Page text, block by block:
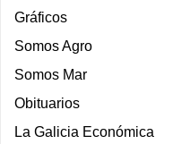
Gráficos
Somos Agro
Somos Mar
Obituarios
La Galicia Económica